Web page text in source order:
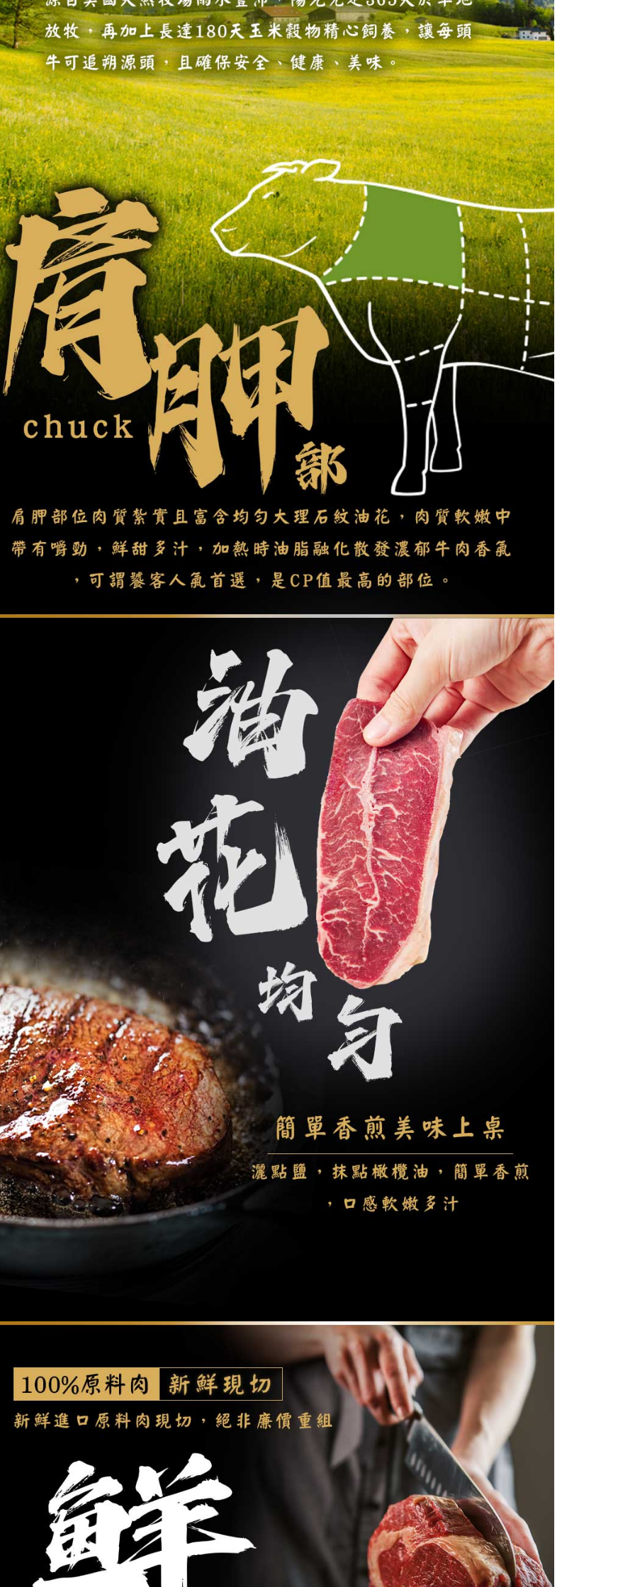
https://aftee.tw/terms/#terms3
３．未成年的使用者請事先徵得法定代理人或監護人之同意方可使用
「AFTEE先享後付」，若未經同意申辦者引起之損失，本公司不負相關責
任。
４．使用「AFTEE先享後付」時，將依據個別帳號之用戶狀況，依本公司
即時審查核予不同之上限額度；若仍有額度不足之情形，本公司將視審查
結果請求用戶進行身份認證。
５．嚴禁一人註冊多個帳號或使用他人資訊註冊。若發現惡意使用之情
形，恩沛科技股份有限公司將有權停止該用戶之使用額度並採取法律行
動。
每筆NT$400，滿NT$6,000(含以上)免運費
冷凍貨到付款（配送時間18:00前）
每筆NT$250，滿NT$3,000(含以上)免運費